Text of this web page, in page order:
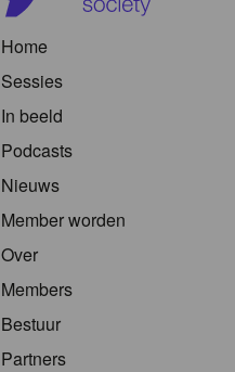
Home
Sessies
In beeld
Podcasts
Nieuws
Member worden
Over
Members
Bestuur
Partners